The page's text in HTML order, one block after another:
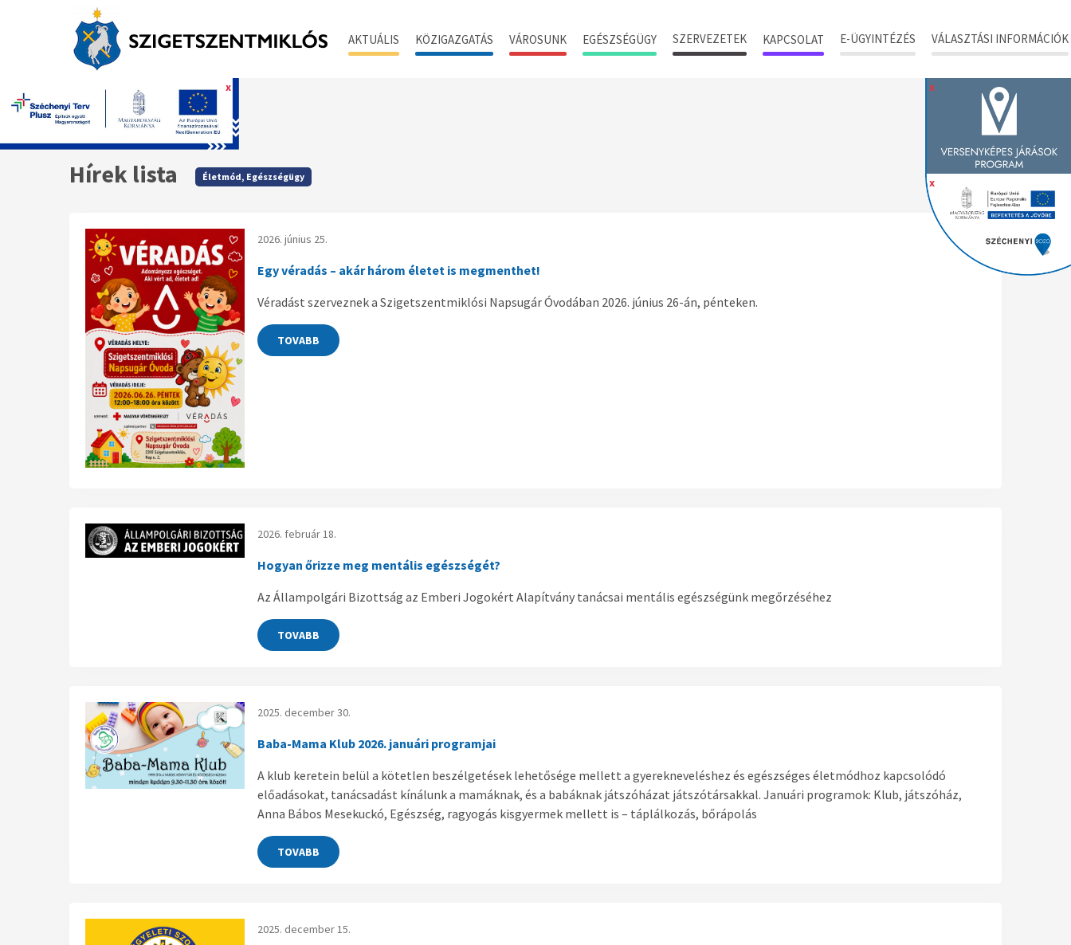
AKTUÁLIS KÖZIGAZGATÁS VÁROSUNK EGÉSZSÉGÜGY SZERVEZETEK KAPCSOLAT E-ÜGYINTÉZÉS VÁLASZTÁSI INFORMÁCIÓK
x
x
x
Főoldal
Hírek lista Életmód, Egészségügy
2026. június 25.
Egy véradás – akár három életet is megmenthet!
Véradást szerveznek a Szigetszentmiklósi Napsugár Óvodában 2026. június 26-án, pénteken.
TOVABB
2026. február 18.
Hogyan őrizze meg mentális egészségét?
Az Állampolgári Bizottság az Emberi Jogokért Alapítvány tanácsai mentális egészségünk megőrzéséhez
TOVABB
2025. december 30.
Baba-Mama Klub 2026. januári programjai
A klub keretein belül a kötetlen beszélgetések lehetősége mellett a gyerekneveléshez és egészséges életmódhoz kapcsolódó
előadásokat, tanácsadást kínálunk a mamáknak, és a babáknak játszóházat játszótársakkal. Januári programok: Klub, játszóház,
Anna Bábos Mesekuckó, Egészség, ragyogás kisgyermek mellett is – táplálkozás, bőrápolás
TOVABB
2025. december 15.